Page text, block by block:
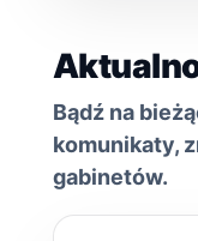
Bądź na
komunikaty,
gabinetów.